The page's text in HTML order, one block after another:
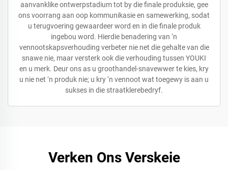
aanvanklike ontwerpstadium tot by die finale produksie, gee
ons voorrang aan oop kommunikasie en samewerking, sodat
u terugvoering gewaardeer word en in die finale produk
ingebou word. Hierdie benadering van ‘n
vennootskapsverhouding verbeter nie net die gehalte van die
snawe nie, maar versterk ook die verhouding tussen YOUKI
en u merk. Deur ons as u groothandel-snavewwer te kies, kry
u nie net ‘n produk nie; u kry ‘n vennoot wat toegewy is aan u
sukses in die straatklerebedryf.
Verken Ons Verskeie